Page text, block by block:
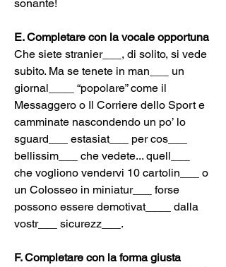
sonante!
E. Completare con la vocale opportuna
Che siete stranier___, di solito, si vede
subito. Ma se tenete in man___ un
giornal____ “popolare” come il
Messaggero o Il Corriere dello Sport e
camminate nascondendo un po’ lo
sguard___ estasiat___ per cos___
bellissim___ che vedete... quell___
che vogliono vendervi 10 cartolin___ o
un Colosseo in miniatur___ forse
possono essere demotivat____ dalla
vostr___ sicurezz___.
F. Completare con la forma giusta